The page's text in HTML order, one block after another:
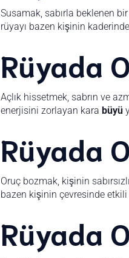
Susamak, sabırla beklenen
rüyayı bazen kişinin
Rüyada
Açlık hissetmek, sabrın ve
enerjisini zorlayan kara büyü
Rüyada
Oruç bozmak, kişinin
bazen kişinin çevresinde
Rüyada